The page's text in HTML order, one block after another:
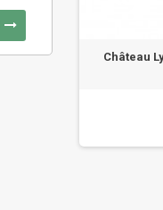
Château